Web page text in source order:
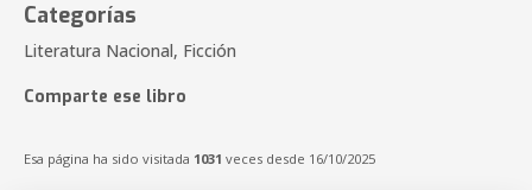
Categorías
Literatura Nacional, Ficción
Comparte ese libro
Esa página ha sido visitada 1031 veces desde 16/10/2025